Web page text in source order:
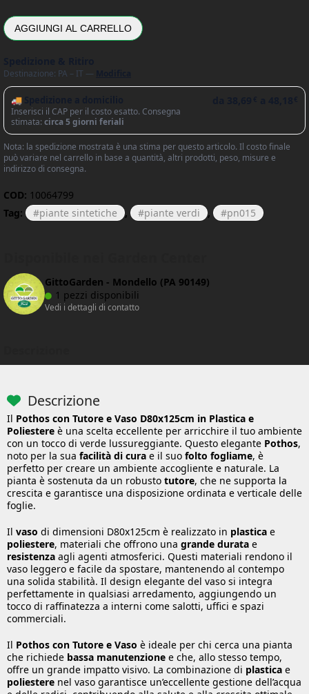
AGGIUNGI AL CARRELLO
Destinazione: PA – IT —
🚚 Spedizione a domicilio
Inserisci il CAP per il costo esatto. Consegna
stimata: circa 5 giorni feriali
Nota: la spedizione mostrata è una stima per questo articolo. Il costo finale
può variare nel carrello in base a quantità, altri prodotti, peso, misure e
indirizzo di consegna.
COD: 10064799
Tag:
piante sintetiche , piante verdi , pn015
GittoGarden - Mondello (PA 90149)
1 pezzi disponibili
Vedi i dettagli di contatto
Descrizione
Il Pothos con Tutore e Vaso D80x125cm in Plastica e
Poliestere è una scelta eccellente per arricchire il tuo ambiente
con un tocco di verde lussureggiante. Questo elegante Pothos,
noto per la sua facilità di cura e il suo folto fogliame, è
perfetto per creare un ambiente accogliente e naturale. La
pianta è sostenuta da un robusto tutore, che ne supporta la
crescita e garantisce una disposizione ordinata e verticale delle
foglie.
Il vaso di dimensioni D80x125cm è realizzato in plastica e
poliestere, materiali che offrono una grande durata e
resistenza agli agenti atmosferici. Questi materiali rendono il
vaso leggero e facile da spostare, mantenendo al contempo
una solida stabilità. Il design elegante del vaso si integra
perfettamente in qualsiasi arredamento, aggiungendo un
tocco di raffinatezza a interni come salotti, uffici e spazi
commerciali.
Il Pothos con Tutore e Vaso è ideale per chi cerca una pianta
che richiede bassa manutenzione e che, allo stesso tempo,
offre un grande impatto visivo. La combinazione di plastica e
poliestere nel vaso garantisce un’eccellente gestione dell’acqua